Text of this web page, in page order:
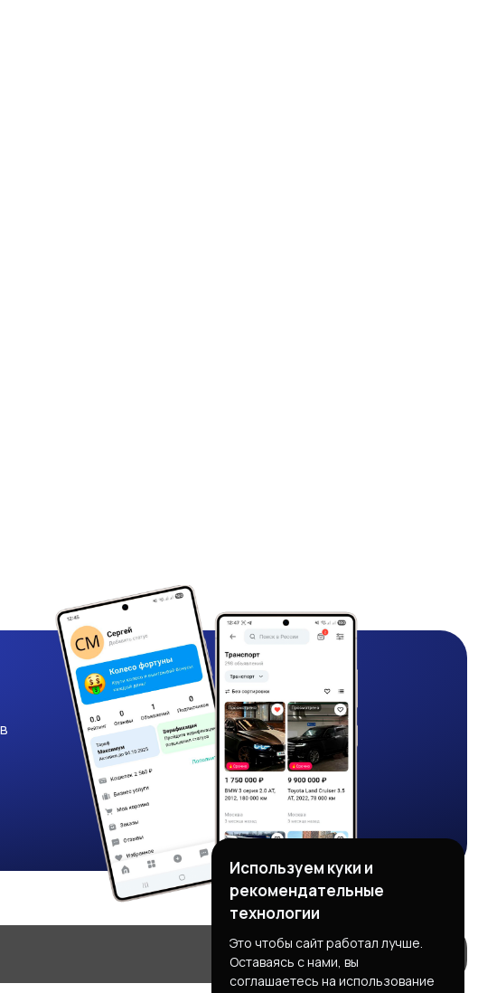
Используем куки и
рекомендательные
технологии
Это чтобы сайт работал лучше.
Оставаясь с нами, вы
соглашаетесь на использование